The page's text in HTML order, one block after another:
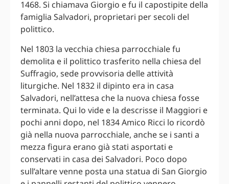
1468. Si chiamava Giorgio e fu il capostipite della
famiglia Salvadori, proprietari per secoli del
polittico.
Nel 1803 la vecchia chiesa parrocchiale fu
demolita e il polittico trasferito nella chiesa del
Suffragio, sede provvisoria delle attività
liturgiche. Nel 1832 il dipinto era in casa
Salvadori, nell’attesa che la nuova chiesa fosse
terminata. Qui lo vide e la descrisse il Maggiori e
pochi anni dopo, nel 1834 Amico Ricci lo ricordò
già nella nuova parrocchiale, anche se i santi a
mezza figura erano già stati asportati e
conservati in casa dei Salvadori. Poco dopo
sull’altare venne posta una statua di San Giorgio